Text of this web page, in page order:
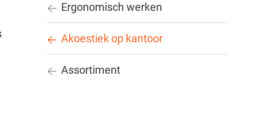
Ergonomisch werken
Akoestiek op kantoor
Assortiment